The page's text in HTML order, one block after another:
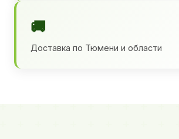
🚚
Доставка по Тюмени и области